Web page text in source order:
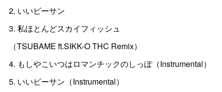
2. いいビーサン
3. 私ほとんどスカイフィッシュ
（TSUBAME ft.SIKK-O THC Remix）
4. もしやこいつはロマンチックのしっぽ（Instrumental）
5. いいビーサン（Instrumental）